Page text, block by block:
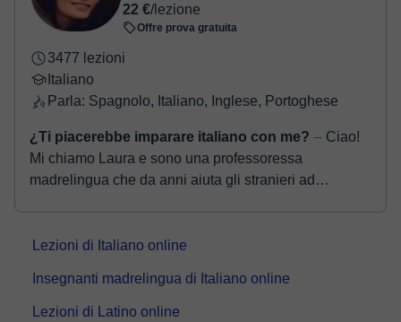
22 €/lezione
Offre prova gratuita
3477 lezioni
Italiano
Parla: Spagnolo, Italiano, Inglese, Portoghese
¿Ti piacerebbe imparare italiano con me? ⏤ Ciao!
Mi chiamo Laura e sono una professoressa
madrelingua che da anni aiuta gli stranieri ad
Lezioni di Italiano online
Insegnanti madrelingua di Italiano online
Lezioni di Latino online